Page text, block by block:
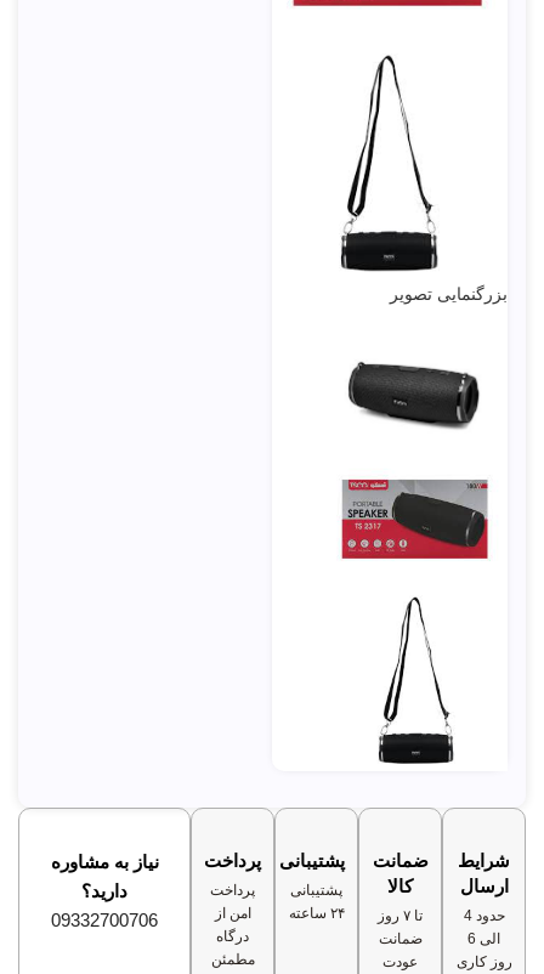
بزرگنمایی تصویر
شرایط
ارسال
حدود 4
الی 6
روز کاری
ضمانت
کالا
تا ۷ روز
ضمانت
عودت
پشتیبانی
پشتیبانی
۲۴ ساعته
پرداخت
پرداخت
امن از
درگاه
مطمئن
نیاز به مشاوره
دارید؟
09332700706